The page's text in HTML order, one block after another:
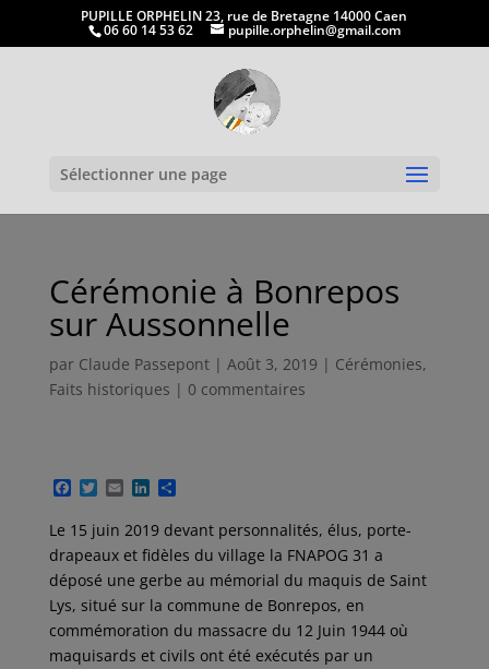
PUPILLE ORPHELIN 23, rue de Bretagne 14000 Caen
06 60 14 53 62 pupille.orphelin@gmail.com
Sélectionner une page
Cérémonie à Bonrepos
sur Aussonnelle
par Claude Passepont| Août 3, 2019 | Cérémonies,
Faits historiques | 0 commentaires
F
c
e
b
o
o
k
T
i
t
t
e
r
E
a
i
l
L
n
k
e
d
I
n
P
r
t
a
g
e
r
Le 15 juin 2019 devant personnalités, élus, porte-
drapeaux et fidèles du village la FNAPOG 31 a
déposé une gerbe au mémorial du maquis de Saint
Lys, situé sur la commune de Bonrepos, en
commémoration du massacre du 12 Juin 1944 où
maquisards et civils ont été exécutés par un